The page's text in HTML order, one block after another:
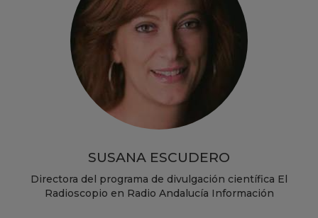
SUSANA ESCUDERO
Directora del programa de divulgación científica El
Radioscopio en Radio Andalucía Información